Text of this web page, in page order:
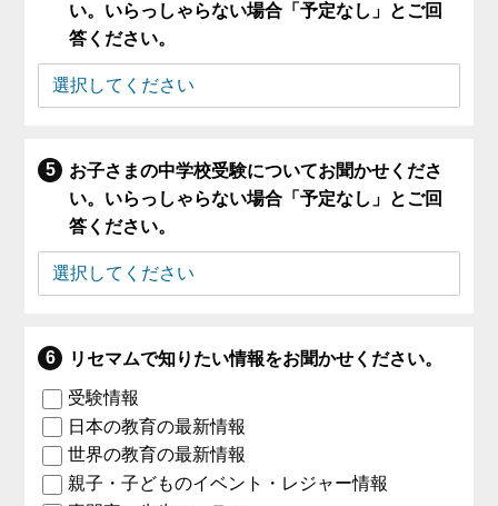
い。いらっしゃらない場合「予定なし」とご回
答ください。
お子さまの中学校受験についてお聞かせくださ
い。いらっしゃらない場合「予定なし」とご回
答ください。
リセマムで知りたい情報をお聞かせください。
受験情報
日本の教育の最新情報
世界の教育の最新情報
親子・子どものイベント・レジャー情報